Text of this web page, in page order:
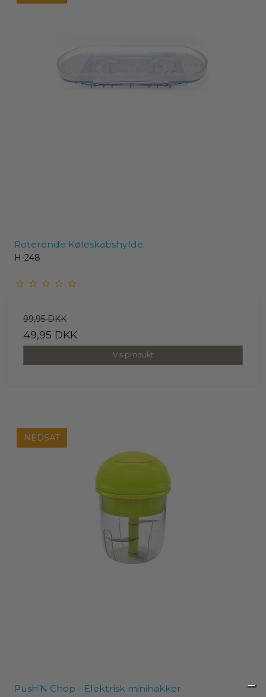
Roterende Køleskabshylde
H-248
99,95 DKK
49,95 DKK
Vis produkt
NEDSAT
Push'N Chop - Elektrisk minihakker